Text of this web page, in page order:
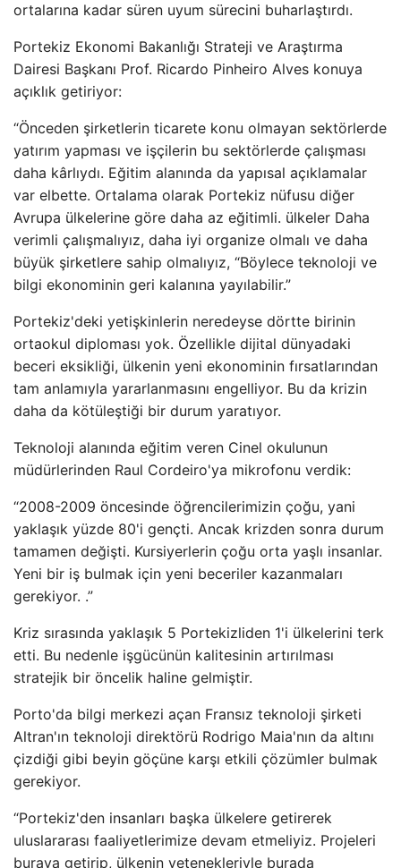
ortalarına kadar süren uyum sürecini buharlaştırdı.
Portekiz Ekonomi Bakanlığı Strateji ve Araştırma
Dairesi Başkanı Prof. Ricardo Pinheiro Alves konuya
açıklık getiriyor:
“Önceden şirketlerin ticarete konu olmayan sektörlerde
yatırım yapması ve işçilerin bu sektörlerde çalışması
daha kârlıydı. Eğitim alanında da yapısal açıklamalar
var elbette. Ortalama olarak Portekiz nüfusu diğer
Avrupa ülkelerine göre daha az eğitimli. ülkeler Daha
verimli çalışmalıyız, daha iyi organize olmalı ve daha
büyük şirketlere sahip olmalıyız, “Böylece teknoloji ve
bilgi ekonominin geri kalanına yayılabilir.”
Portekiz'deki yetişkinlerin neredeyse dörtte birinin
ortaokul diploması yok. Özellikle dijital dünyadaki
beceri eksikliği, ülkenin yeni ekonominin fırsatlarından
tam anlamıyla yararlanmasını engelliyor. Bu da krizin
daha da kötüleştiği bir durum yaratıyor.
Teknoloji alanında eğitim veren Cinel okulunun
müdürlerinden Raul Cordeiro'ya mikrofonu verdik:
“2008-2009 öncesinde öğrencilerimizin çoğu, yani
yaklaşık yüzde 80'i gençti. Ancak krizden sonra durum
tamamen değişti. Kursiyerlerin çoğu orta yaşlı insanlar.
Yeni bir iş bulmak için yeni beceriler kazanmaları
gerekiyor. .”
Kriz sırasında yaklaşık 5 Portekizliden 1'i ülkelerini terk
etti. Bu nedenle işgücünün kalitesinin artırılması
stratejik bir öncelik haline gelmiştir.
Porto'da bilgi merkezi açan Fransız teknoloji şirketi
Altran'ın teknoloji direktörü Rodrigo Maia'nın da altını
çizdiği gibi beyin göçüne karşı etkili çözümler bulmak
gerekiyor.
“Portekiz'den insanları başka ülkelere getirerek
uluslararası faaliyetlerimize devam etmeliyiz. Projeleri
buraya getirip, ülkenin yetenekleriyle burada